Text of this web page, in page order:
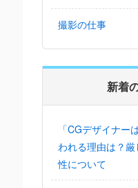
撮影の仕事
新着
「CGデザイナー
われる理由は？
性について